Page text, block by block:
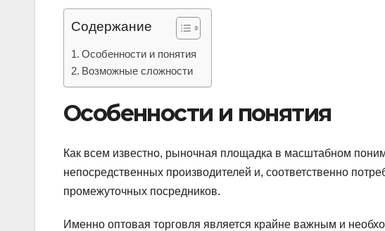
Содержание
Особенности и понятия
Возможные сложности
Особенности и понятия
Как всем известно, рыночная площадка в масштабном
непосредственных производителей и, соответственно
промежуточных посредников.
Именно оптовая торговля является крайне важным и